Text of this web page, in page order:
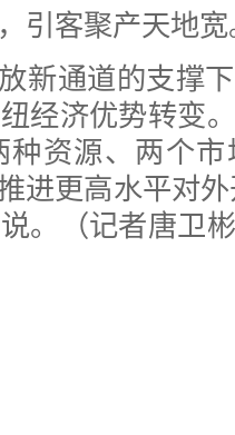
客聚产天地宽
新通道的支撑
经济优势转变
资源、两个
进更高水平对
。（记者唐卫